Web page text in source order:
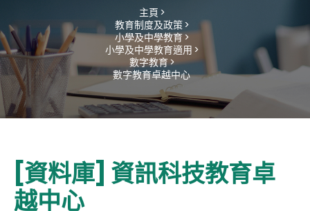
主頁 >
教育制度及政策 >
小學及中學教育 >
小學及中學教育適用 >
數字教育 >
數字教育卓越中心
[資料庫] 資訊科技教育卓
越中心